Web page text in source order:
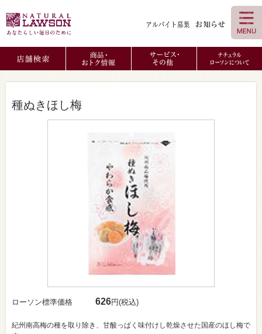
種ぬきほし梅
ローソン標準価格 626円(税込)
紀州南高梅の種を取り除き、甘酸っぱく味付けし乾燥させた国産のほし梅で